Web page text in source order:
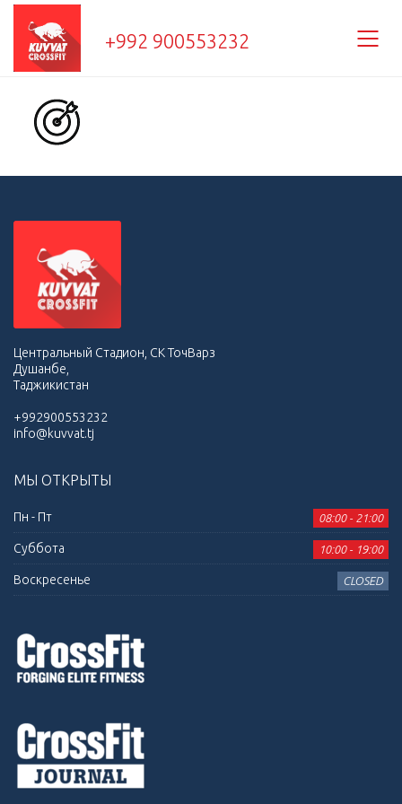
+992 900553232
Центральный Стадион, СК ТочВарз
Душанбе,
Таджикистан
+992900553232
info@kuvvat.tj
МЫ ОТКРЫТЫ
Пн - Пт 08:00 - 21:00
Суббота 10:00 - 19:00
Воскресенье CLOSED